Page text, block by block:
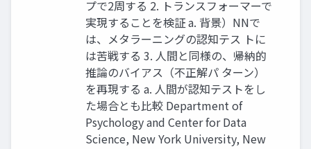
プで2周する 2. トランスフォーマーで
実現することを検証 a. 背景）NNで
は、メタラーニングの認知テス トに
は苦戦する 3. 人間と同様の、帰納的
推論のバイアス（不正解パ ターン）
を再現する a. 人間が認知テストをし
た場合とも比較 Department of
Psychology and Center for Data
Science, New York University, New